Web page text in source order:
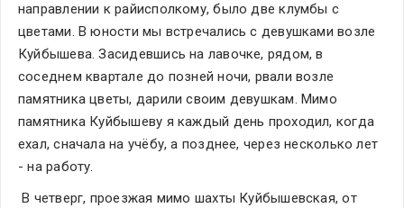
направлении к райисполкому, было две клумбы с
цветами. В юности мы встречались с девушками возле
Куйбышева. Засидевшись на лавочке, рядом, в
соседнем квартале до позней ночи, рвали возле
памятника цветы, дарили своим девушкам. Мимо
памятника Куйбышеву я каждый день проходил, когда
ехал, сначала на учёбу, а позднее, через несколько лет
- на работу.
В четверг, проезжая мимо шахты Куйбышевская, от